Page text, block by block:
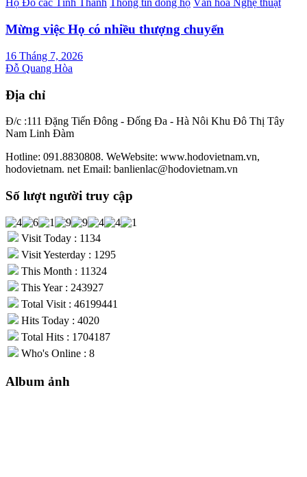
Họ Đỗ các Tỉnh Thành Thông tin dòng họ Văn hoá Nghệ thuật
Mừng việc Họ có nhiều thượng chuyển
16 Tháng 7, 2026
Đỗ Quang Hòa
Địa chỉ
Đ/c :111 Đặng Tiến Đông - Đống Đa - Hà Nôi Khu Đô Thị Tây
Nam Linh Đàm
Hotline: 091.8830808. WeWebsite: www.hodovietnam.vn,
hodovietnam. net Email: banlienlac@hodovietnam.vn
Số lượt người truy cập
Visit Today : 1134
Visit Yesterday : 1295
This Month : 11324
This Year : 243927
Total Visit : 46199441
Hits Today : 4020
Total Hits : 1704187
Who's Online : 8
Album ảnh